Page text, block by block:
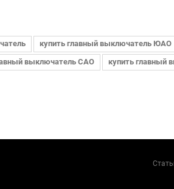
купить главный выключатель ЮАО
выключатель САО купить главный